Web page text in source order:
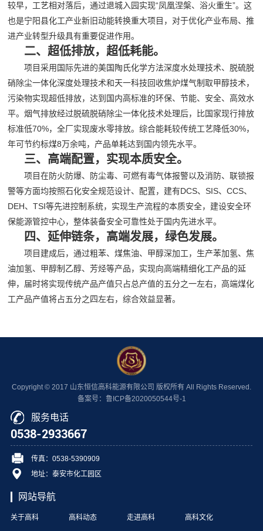
较早，工艺相对落后，通过退城入园实现“凤凰涅槃、浴火重生”。这
也是宁阳县化工产业新旧动能转换重大项目，对于优化产业布局、推
进产业转型升级具有重要促进作用。
二、超低排放，超低耗能。
项目采用国际先进的美国陶氏化学方法深度水处理技术、脱硫脱
硝除尘一体化深度处理技术和天一科技回收焦炉煤气制取甲醇技术，
污染物实现超低排放，达到国内高标准的环保、节能、安全、高效水
平。烟气排放经过脱硫脱硝除尘一体化技术处理后，比国家现行排放
标准低70%，全厂实现废水零排放。综合能耗较传统工艺降低30%，
年可节约标煤8万余吨，产品单耗达到国内领先水平。
三、高端配置，实现本质安全。
项目在防火防爆、防尘毒、可燃有毒气体报警以及消防、联锁报
警等方面均按照石化安全规范设计、配置，建有DCS、SIS、CCS、
DEH、TSI等先进控制系统，实现生产流程的本质安全，建设安全环
保能源管控中心，整体装备安全可靠性处于国内先进水平。
四、延伸链条，高端发展，绿色发展。
项目建成后，通过粗苯、煤焦油、甲醇深加工，生产苯加氢、焦
油加氢、甲醇制乙醇、芳烃等产品，实现向高端精细化工产品的延
伸，届时将实现传统产品产值只占总产值的五分之一左右，高端煤化
工产品产值将占五分之四左右，综合效益显著。
Copyright © 2017 山东恒信高科能源有限公司 版权所有 All Rights Reserved.
备案号：鲁ICP备2020050544号-1
服务电话
0538-2933667
传真：0538-5390909
地址：泰安市化工园区
网站导航
关于高科 高科动态 走进高科 高科文化